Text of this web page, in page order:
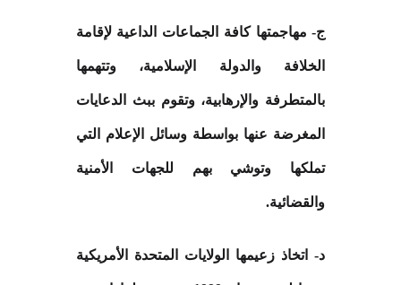
ج- مهاجمتها كافة الجماعات الداعية لإقامة
الخلافة والدولة الإسلامية، وتتهمها
بالمتطرفة والإرهابية، وتقوم ببث الدعايات
المغرضة عنها بواسطة وسائل الإعلام التي
تملكها وتوشي بهم للجهات الأمنية
والقضائية.
د- اتخاذ زعيمها الولايات المتحدة الأمريكية